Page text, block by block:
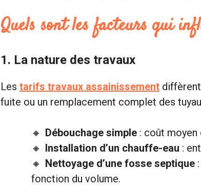
Quels sont les facteurs qui
1. La nature des travaux
Les tarifs travaux assainissement
fuite ou un remplacement complet des
Débouchage simple : coût moyen
Installation d’un chauffe-eau :
Nettoyage d’une fosse septique
fonction du volume.